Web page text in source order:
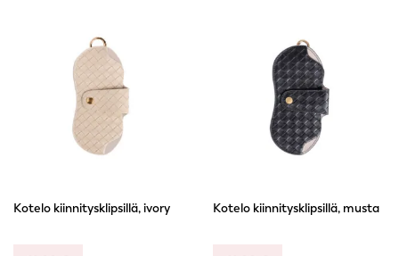
versiona, jossa on peililinssit. Cailap aurinkolaseissa on
edullinen hintapiste sekä hinta-laatusuhde ja löydät
vuosittain vaihtuvat aurinkolasimme laajasta jakelusta
ympäri Suomen. Katso tarkemmin aurinkolasien
jälleenmyyjät:
Cailap tuotteiden jälleenmyyjät – Cailap
Kotelo kiinnitysklipsillä, ivory Kotelo kiinnitysklipsillä, musta